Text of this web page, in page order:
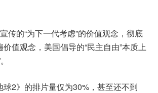
传的“为下一代考虑”的价值观念，彻底
值观念，美国倡导的“民主自由”本质上
2》的排片量仅为30%，甚至还不到